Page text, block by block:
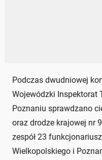
Podczas dwudniowej
Wojewódzki Inspektorat
Poznaniu sprawdzano
oraz drodze krajowej nr
zespół 23
Wielkopolskiego i